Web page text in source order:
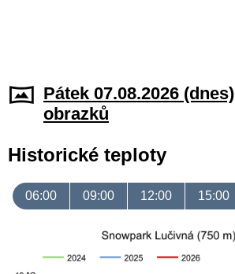
Pátek 07.08.2026 (dnes)
obrazků
Historické teploty
06:00 09:00 12:00 15:00